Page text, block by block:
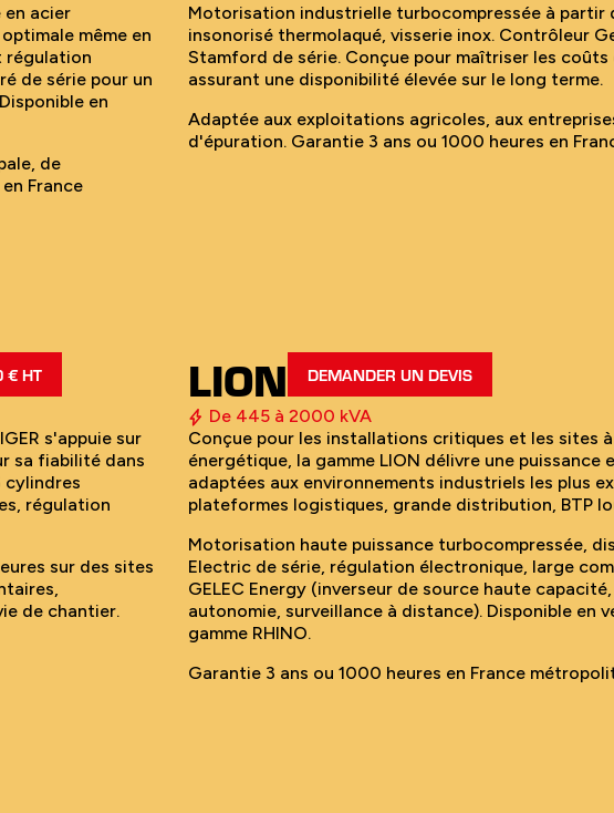
acier
même en
régulation
de série pour un
en
de
France
Motorisation industrielle turbocompressée à partir
insonorisé thermolaqué, visserie inox. Contrôleur
Stamford de série. Conçue pour maîtriser les
assurant une disponibilité élevée sur le long terme.
Adaptée aux exploitations agricoles, aux
d'épuration. Garantie 3 ans ou 1000 heures en
€ HT
s'appuie sur
sa fiabilité dans
cylindres
régulation
sur des sites
de chantier.
LION DEMANDER UN DEVIS
De 445 à 2000 kVA
Conçue pour les installations critiques et les sites
énergétique, la gamme LION délivre une puissance
adaptées aux environnements industriels les plus
plateformes logistiques, grande distribution, BTP
Motorisation haute puissance turbocompressée,
Electric de série, régulation électronique, large
GELEC Energy (inverseur de source haute
autonomie, surveillance à distance). Disponible en
gamme RHINO.
Garantie 3 ans ou 1000 heures en France